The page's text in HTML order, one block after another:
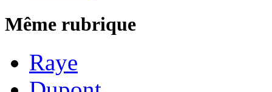
Même rubrique
Raye